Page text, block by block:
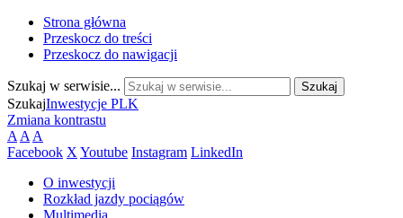
Strona główna
Przeskocz do treści
Przeskocz do nawigacji
Szukaj w serwisie...
SzukajInwestycje PLK
Zmiana kontrastu
A A A
Facebook X Youtube Instagram LinkedIn
O inwestycji
Rozkład jazdy pociągów
Multimedia